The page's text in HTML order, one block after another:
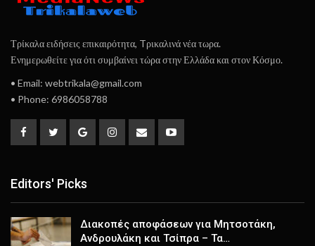
Τρίκαλα ειδήσεις επικαιρότητα, Tρικαλινά νέα τωρα.
Ενημερωθείτε για ότι συμβαίνει τώρα στην Ελλάδα και στον Κόσμο.
• Email: webtrikala@gmail.com
• Phone: 6986058788
Editors' Picks
Διακοπές αποφάσεων για Μητσοτάκη,
Ανδρουλάκη και Τσίπρα – Τα…